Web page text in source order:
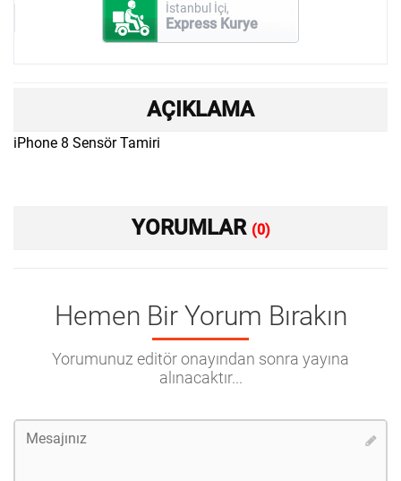
İstanbul İçi,
Express Kurye
AÇIKLAMA
iPhone 8 Sensör Tamiri
YORUMLAR (0)
Hemen Bir Yorum Bırakın
Yorumunuz editör onayından sonra yayına
alınacaktır...